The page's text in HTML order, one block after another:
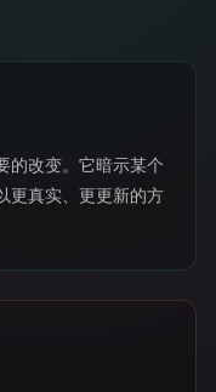
的改变。它暗示某个
更真实、更更新的方